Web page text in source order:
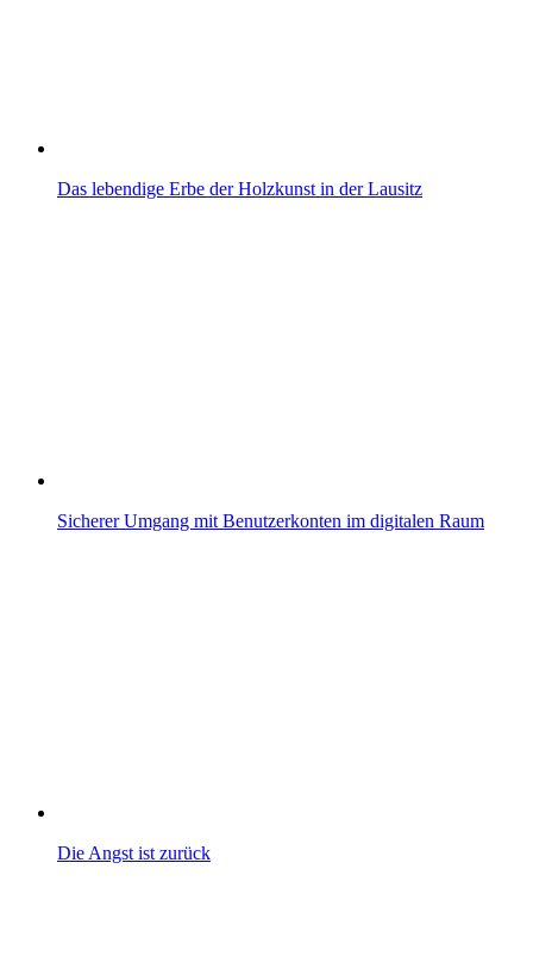
Das lebendige Erbe der Holzkunst in der Lausitz
Sicherer Umgang mit Benutzerkonten im digitalen Raum
Die Angst ist zurück